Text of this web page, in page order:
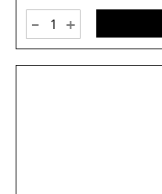
- +